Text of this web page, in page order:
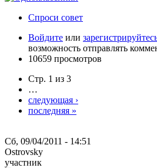
Спроси совет
Войдите или
возможность отправлять
10659 просмотров
Стр. 1 из 3
…
следующая ›
последняя »
Сб, 09/04/2011 - 14:51
Ostrovsky
участник